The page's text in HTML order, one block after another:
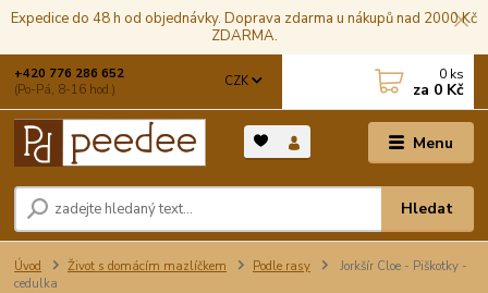
Expedice do 48 h od objednávky. Doprava zdarma u nákupů nad 2000 Kč
ZDARMA.
Menu
CZK
Hledat
+420 776 286 652
(Po-Pá, 8-16 hod.)
0 ks
za 0 Kč
Úvod Život s domácím mazlíčkem Podle rasy
Jorkšír Cloe - Piškotky -
cedulka